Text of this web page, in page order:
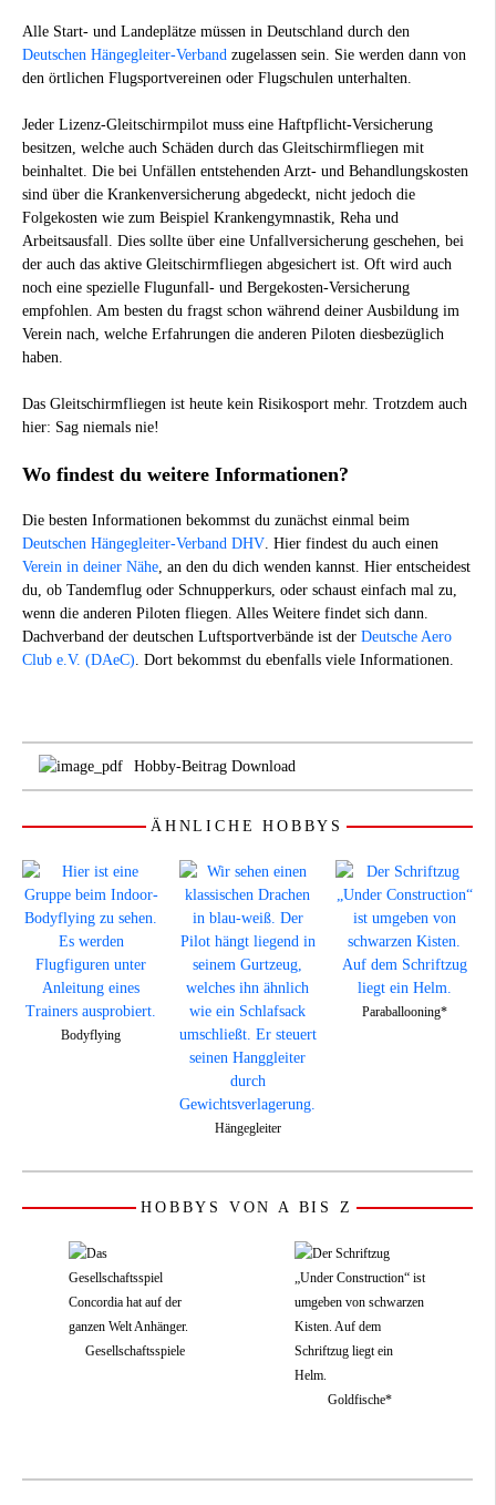
Alle Start- und Landeplätze müssen in Deutschland durch den
Deutschen Hängegleiter-Verband zugelassen sein. Sie werden dann von
den örtlichen Flugsportvereinen oder Flugschulen unterhalten.
Jeder Lizenz-Gleitschirmpilot muss eine Haftpflicht-Versicherung
besitzen, welche auch Schäden durch das Gleitschirmfliegen mit
beinhaltet. Die bei Unfällen entstehenden Arzt- und Behandlungskosten
sind über die Krankenversicherung abgedeckt, nicht jedoch die
Folgekosten wie zum Beispiel Krankengymnastik, Reha und
Arbeitsausfall. Dies sollte über eine Unfallversicherung geschehen, bei
der auch das aktive Gleitschirmfliegen abgesichert ist. Oft wird auch
noch eine spezielle Flugunfall- und Bergekosten-Versicherung
empfohlen. Am besten du fragst schon während deiner Ausbildung im
Verein nach, welche Erfahrungen die anderen Piloten diesbezüglich
haben.
Das Gleitschirmfliegen ist heute kein Risikosport mehr. Trotzdem auch
hier: Sag niemals nie!
Wo findest du weitere Informationen?
Die besten Informationen bekommst du zunächst einmal beim
Deutschen Hängegleiter-Verband DHV . Hier findest du auch einen
Verein in deiner Nähe , an den du dich wenden kannst. Hier entscheidest
du, ob Tandemflug oder Schnupperkurs, oder schaust einfach mal zu,
wenn die anderen Piloten fliegen. Alles Weitere findet sich dann.
Dachverband der deutschen Luftsportverbände ist der Deutsche Aero
Club e.V. (DAeC) . Dort bekommst du ebenfalls viele Informationen.
Hobby-Beitrag Download
ÄHNLICHE HOBBYS
Bodyflying
Hängegleiter
Paraballooning*
HOBBYS VON A BIS Z
Gesellschaftsspiele
Goldfische*